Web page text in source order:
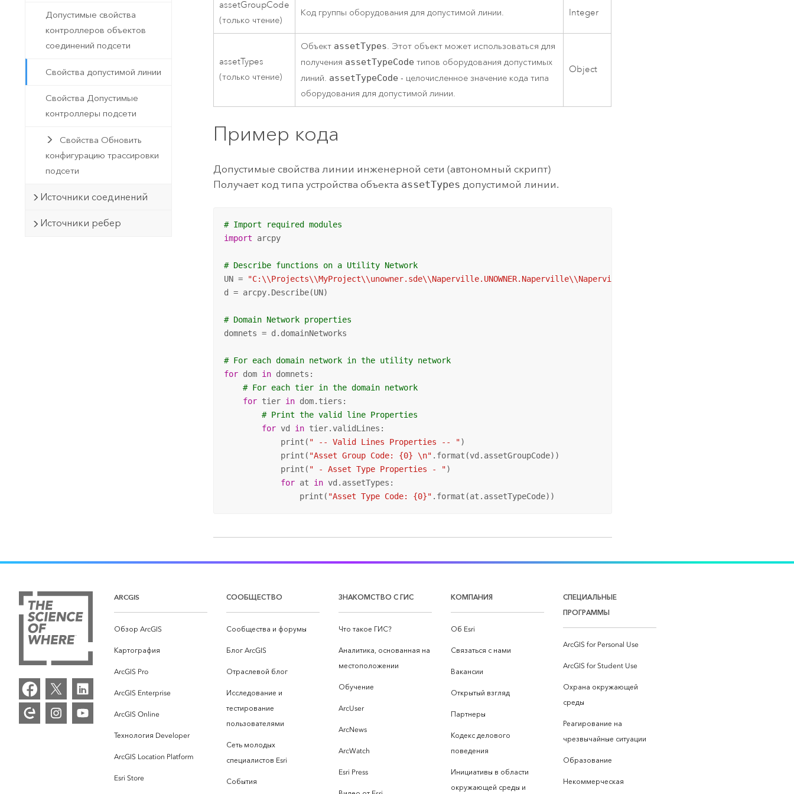
Допустимые свойства
контроллеров объектов
соединений подсети
Свойства допустимой линии
Свойства Допустимые
контроллеры подсети
Свойства Обновить
конфигурацию трассировки
подсети
Источники соединений
Источники ребер
assetGroupCode
(только чтение)
Код группы оборудования для допустимой линии. Integer
assetTypes
(только чтение)
Объект assetTypes. Этот объект может использоваться для
получения assetTypeCode типов оборудования допустимых
линий. assetTypeCode - целочисленное значение кода типа
оборудования для допустимой линии.
Object
Пример кода
Допустимые свойства линии инженерной сети (автономный скрипт)
Получает код типа устройства объекта assetTypes допустимой линии.
# Import required modules
import arcpy
# Describe functions on a Utility Network
UN =
"C:\\Projects\\MyProject\\unowner.sde\\Naperville.UNOWNER.Naperville\\Naperville.UNOWNER.Naperville"
d = arcpy.Describe(UN)
# Domain Network properties
domnets = d.domainNetworks
# For each domain network in the utility network
for dom in domnets:
# For each tier in the domain network
for tier in dom.tiers:
# Print the valid line Properties
for vd in tier.validLines:
            print(
" -- Valid Lines Properties -- ")
            print(
"Asset Group Code: {0} \n" .format(vd.assetGroupCode))
            print(
" - Asset Type Properties - ")
for at in vd.assetTypes:
                print(
"Asset Type Code: {0}" .format(at.assetTypeCode))
ARCGIS
Обзор ArcGIS
Картография
ArcGIS Pro
ArcGIS Enterprise
ArcGIS Online
Технология Developer
ArcGIS Location Platform
Esri Store
СООБЩЕСТВО
Сообщества и форумы
Блог ArcGIS
Отраслевой блог
Исследование и
тестирование
пользователями
Сеть молодых
специалистов Esri
События
ЗНАКОМСТВО С ГИС
Что такое ГИС?
Аналитика, основанная на
местоположении
Обучение
ArcUser
ArcNews
ArcWatch
Esri Press
КОМПАНИЯ
Об Esri
Связаться с нами
Вакансии
Открытый взгляд
Партнеры
Кодекс делового
поведения
Инициативы в области
окружающей среды и
СПЕЦИАЛЬНЫЕ
ПРОГРАММЫ
ArcGIS for Personal Use
ArcGIS for Student Use
Охрана окружающей
среды
Реагирование на
чрезвычайные ситуации
Образование
Некоммерческая